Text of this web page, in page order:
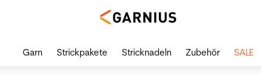
Garn Strickpakete Stricknadeln Zubehör SALE